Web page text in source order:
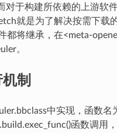
对于构建所依赖的上游软
就是为了解决按需下载
都将继承，在<meta-
。
制
中实现，函数
函数调用